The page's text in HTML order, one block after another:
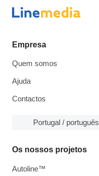
Empresa
Quem somos
Ajuda
Contactos
Portugal / português
Os nossos projetos
Autoline™